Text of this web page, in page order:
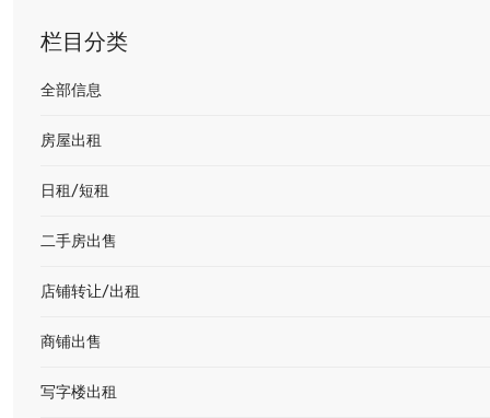
栏目分类
全部信息
房屋出租
日租/短租
二手房出售
店铺转让/出租
商铺出售
写字楼出租